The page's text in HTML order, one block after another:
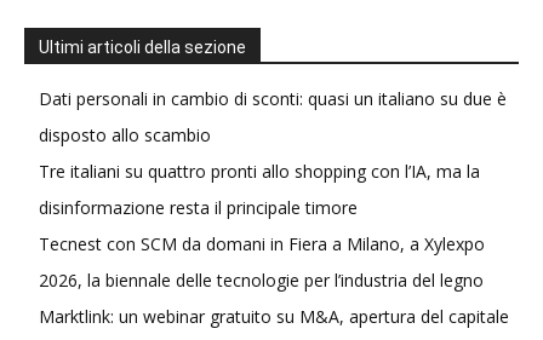
Ultimi articoli della sezione
Dati personali in cambio di sconti: quasi un italiano su due è
disposto allo scambio
Tre italiani su quattro pronti allo shopping con l’IA, ma la
disinformazione resta il principale timore
Tecnest con SCM da domani in Fiera a Milano, a Xylexpo
2026, la biennale delle tecnologie per l’industria del legno
Marktlink: un webinar gratuito su M&A, apertura del capitale